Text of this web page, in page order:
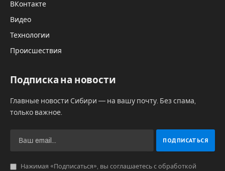
ВКонтакте
Видео
Технологии
Происшествия
Подписка на новости
Главные новости Сибири — на вашу почту. Без спама,
только важное.
Нажимая «Подписаться», вы соглашаетесь с обработкой